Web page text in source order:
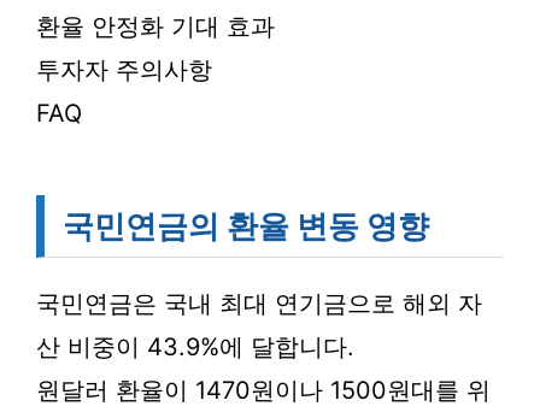
환율 안정화 기대 효과
투자자 주의사항
FAQ
국민연금의 환율 변동 영향
국민연금은 국내 최대 연기금으로 해외 자
산 비중이 43.9%에 달합니다.
원달러 환율이 1470원이나 1500원대를 위